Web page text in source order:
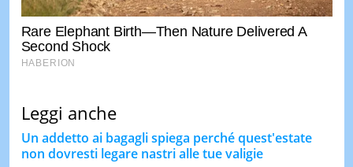
Leggi anche
Un addetto ai bagagli spiega perché quest'estate
non dovresti legare nastri alle tue valigie